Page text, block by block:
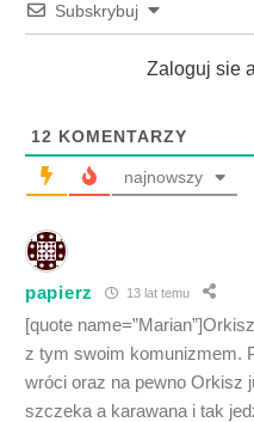
Subskrybuj
Zaloguj sie
12 KOMENTARZY
najnowszy
papierz 13 lat temu
[quote
z tym swoim komunizmem.
wróci oraz na pewno Orkisz
szczeka a karawana i tak